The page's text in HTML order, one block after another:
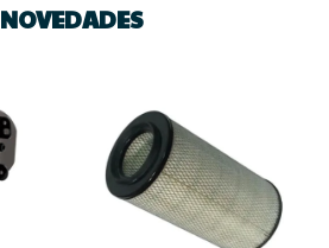
NOVEDADES